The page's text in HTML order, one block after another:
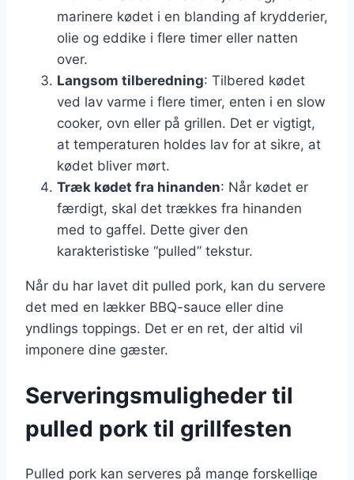
marinere kødet i en blanding af krydderier,
olie og eddike i flere timer eller natten
over.
Langsom tilberedning: Tilbered kødet
ved lav varme i flere timer, enten i en slow
cooker, ovn eller på grillen. Det er vigtigt,
at temperaturen holdes lav for at sikre, at
kødet bliver mørt.
Træk kødet fra hinanden: Når kødet er
færdigt, skal det trækkes fra hinanden
med to gaffel. Dette giver den
karakteristiske “pulled” tekstur.
Når du har lavet dit pulled pork, kan du servere
det med en lækker BBQ-sauce eller dine
yndlings toppings. Det er en ret, der altid vil
imponere dine gæster.
Serveringsmuligheder til
pulled pork til grillfesten
Pulled pork kan serveres på mange forskellige